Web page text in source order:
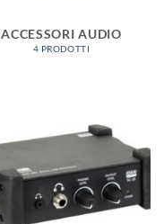
ACCESSORI AUDIO
4 PRODOTTI